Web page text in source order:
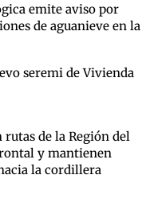
emite aviso por
de aguanieve en la
seremi de Vivienda
de la Región del
y mantienen
la cordillera